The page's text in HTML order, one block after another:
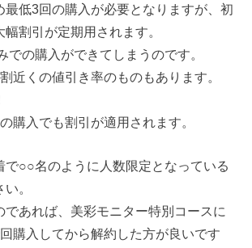
最低3回の購入が必要となりますが、初
割引が定期用されます。
での購入ができてしまうのです。
近くの値引き率のものもあります。
購入でも割引が適用されます。
で○○名のように人数限定となっている
。
であれば、美彩モニター特別コースに
購入してから解約した方が良いです